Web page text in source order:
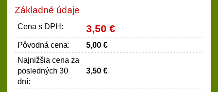
Základné údaje
Cena s DPH: 3,50 €
Pôvodná cena:
5,00 €
Najnižšia cena za
posledných 30
dní:
3,50 €